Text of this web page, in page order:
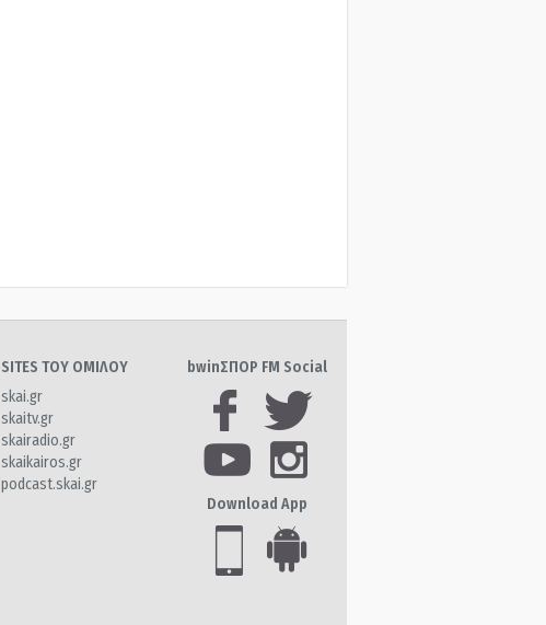
SITES ΤΟΥ ΟΜΙΛΟΥ
skai.gr
skaitv.gr
skairadio.gr
skaikairos.gr
podcast.skai.gr
bwinΣΠΟΡ FM Social
Download App